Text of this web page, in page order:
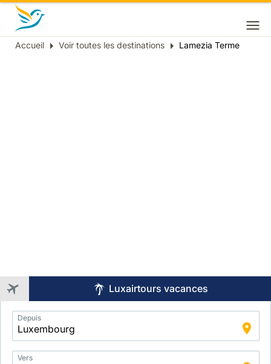
Fil
Accueil Voir toutes les destinations Lamezia Terme
Luxairtours vacances
Application
Intelligent
Package
Search
Depuis
Vers